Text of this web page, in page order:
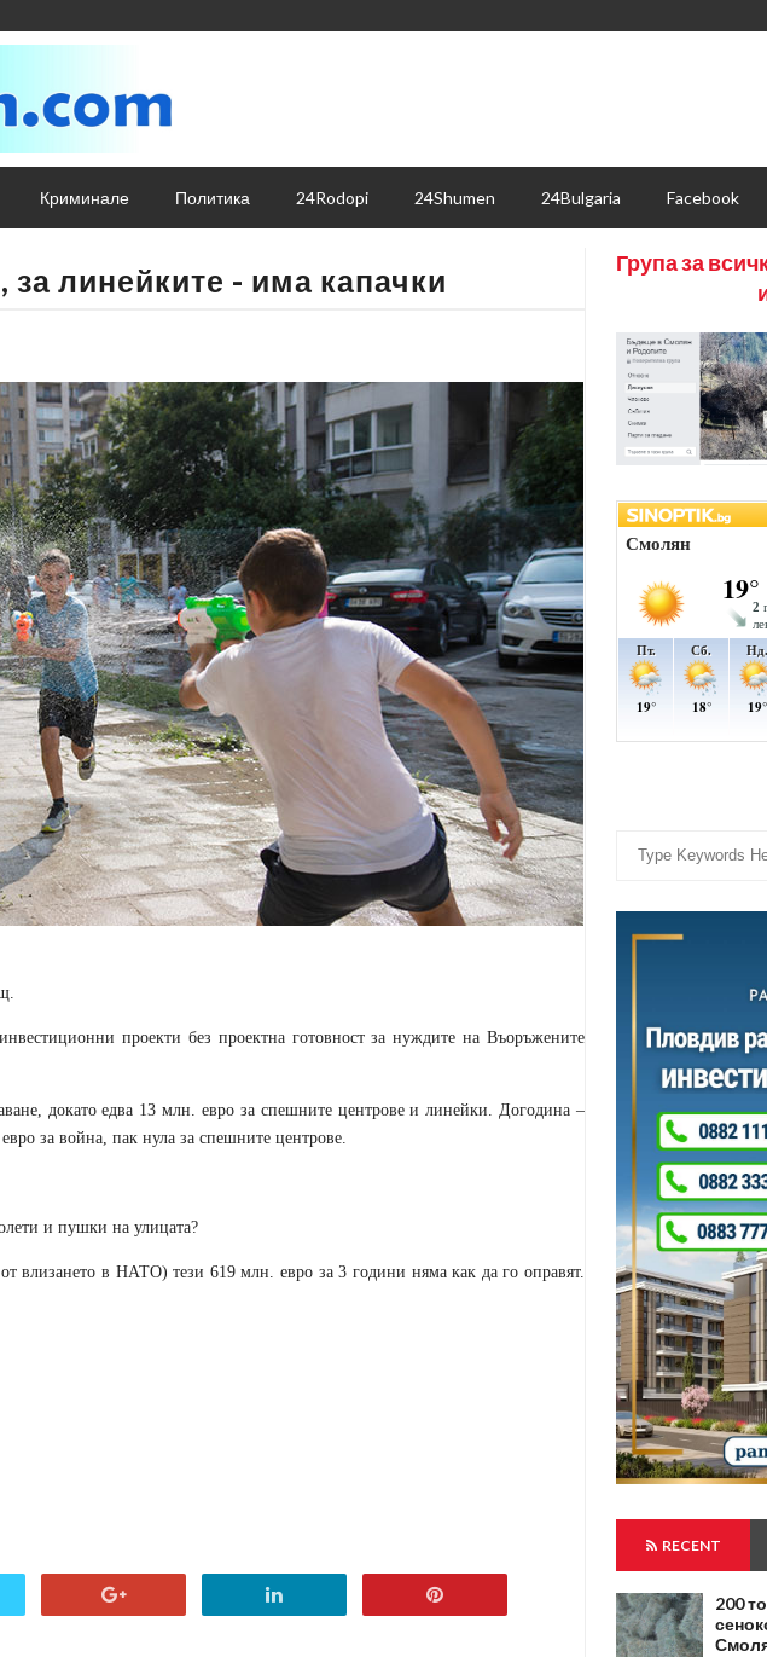
Криминале Политика 24Rodopi 24Shumen 24Bulgaria Facebook
линейките - има капачки
проекти без проектна готовност за нуждите на Въоръжените
докато едва 13 млн. евро за спешните центрове и линейки. Догодина –
за война, пак нула за спешните центрове.
и пушки на улицата?
влизането в НАТО) тези 619 млн. евро за 3 години няма как да го оправят.
Група за
RECENT
200